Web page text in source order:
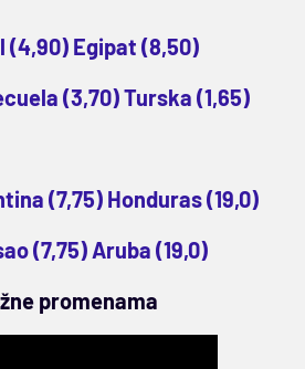
(4,90) Egipat (8,50)
(3,70) Turska (1,65)
(7,75) Honduras (19,0)
(7,75) Aruba (19,0)
promenama